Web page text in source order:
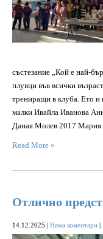
състезание „Кой е най-
плувци във всички
трениращи в клуба. Ето
малки Ивайла Иванова
Даная Молев 2017
Read More »
Отлично
14.12.2025 | Няма коментари |